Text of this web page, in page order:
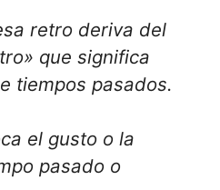
retro deriva del
que significa
tiempos pasados.
el gusto o la
pasado o